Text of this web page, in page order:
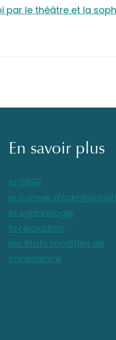
par le théâtre et la
En savoir plus
la SBSR
le conseil
la sophrologie
la relaxation
les états modifiés de
conscience